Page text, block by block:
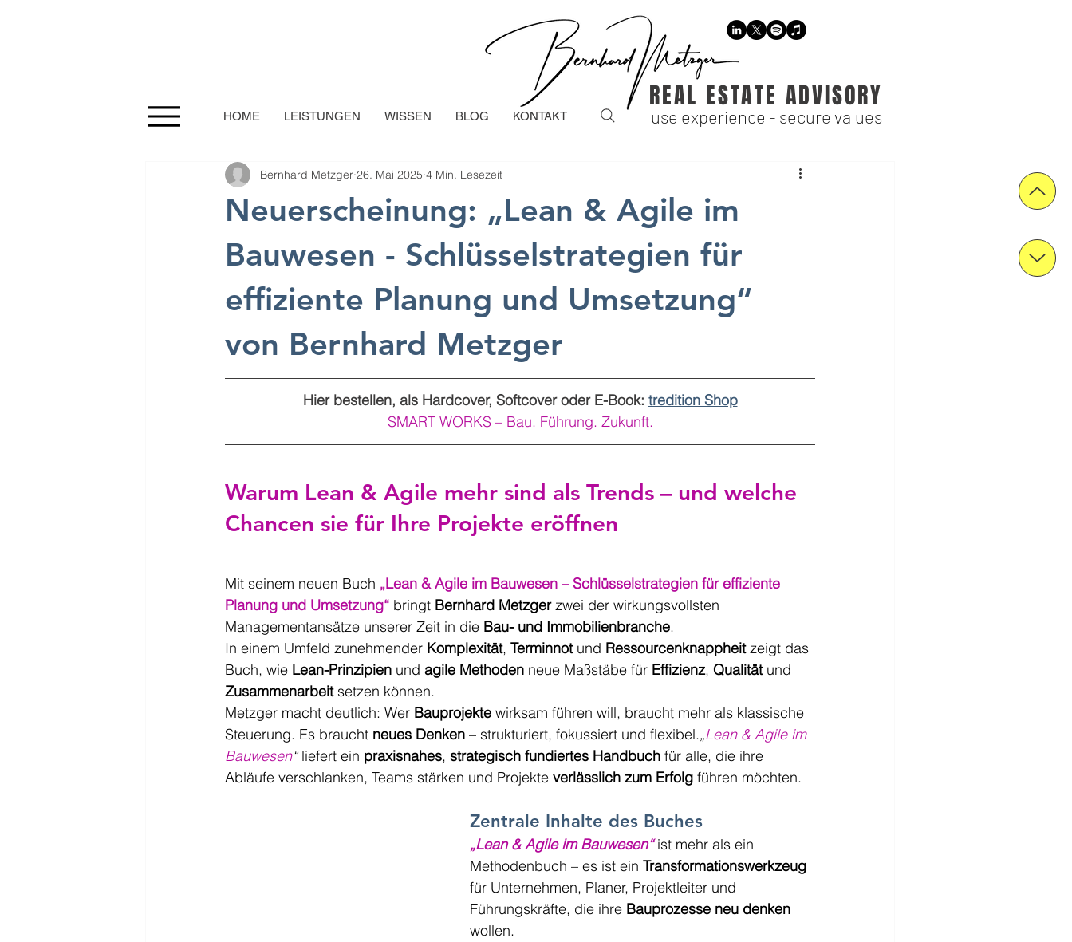
HOME LEISTUNGEN WISSEN BLOG KONTAKT use experience - secure values
REAL ESTATE ADVISORY
Neuerscheinung: „Lean & Agile im
Bauwesen - Schlüsselstrategien für
effiziente Planung und Umsetzung“
von Bernhard Metzger
Bernhard Metzger 26. Mai 2025 4 Min. Lesezeit
Hier bestellen, als Hardcover, Softcover oder E-Book: tredition Shop
SMART WORKS – Bau. Führung. Zukunft.
Warum Lean & Agile mehr sind als Trends – und welche
Chancen sie für Ihre Projekte eröffnen
Mit seinem neuen Buch „Lean & Agile im Bauwesen – Schlüsselstrategien für effiziente
Planung und Umsetzung“ bringt Bernhard Metzger zwei der wirkungsvollsten
Managementansätze unserer Zeit in die Bau- und Immobilienbranche.
In einem Umfeld zunehmender Komplexität, Terminnot und Ressourcenknappheit zeigt das
Buch, wie Lean-Prinzipien und agile Methoden neue Maßstäbe für Effizienz, Qualität und
Zusammenarbeit setzen können.
Metzger macht deutlich: Wer Bauprojekte wirksam führen will, braucht mehr als klassische
Steuerung. Es braucht neues Denken – strukturiert, fokussiert und flexibel.„Lean & Agile im
Bauwesen“ liefert ein praxisnahes, strategisch fundiertes Handbuch für alle, die ihre
Abläufe verschlanken, Teams stärken und Projekte verlässlich zum Erfolg führen möchten.
Zentrale Inhalte des Buches
„Lean & Agile im Bauwesen“ ist mehr als ein
Methodenbuch – es ist ein Transformationswerkzeug
für Unternehmen, Planer, Projektleiter und
Führungskräfte, die ihre Bauprozesse neu denken
wollen.